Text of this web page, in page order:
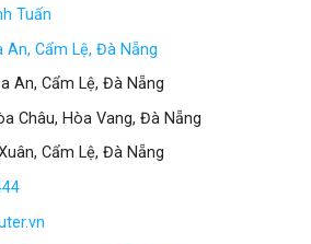
Tuấn
An, Cẩm Lệ, Đà Nẵng
An, Cẩm Lệ, Đà Nẵng
Châu, Hòa Vang, Đà Nẵng
Cẩm Lệ, Đà Nẵng